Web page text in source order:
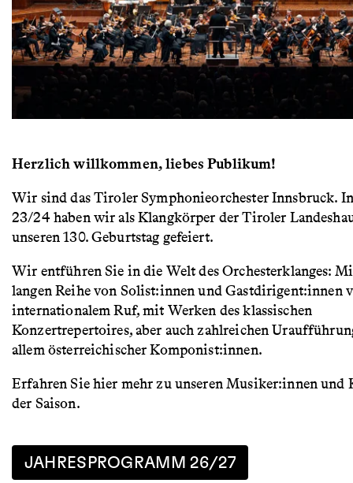
Herzlich willkommen, liebes Publikum!
Wir sind das Tiroler Symphonieorchester Innsbruck.
23/24 haben wir als Klangkörper der Tiroler
unseren 130. Geburtstag gefeiert.
Wir entführen Sie in die Welt des Orchesterklanges:
langen Reihe von Solist:innen und Gastdirigent:innen
internationalem Ruf, mit Werken des klassischen
Konzertrepertoires, aber auch zahlreichen
allem österreichischer Komponist:innen.
Erfahren Sie hier mehr zu unseren Musiker:innen und
der Saison.
JAHRESPROGRAMM 26/27